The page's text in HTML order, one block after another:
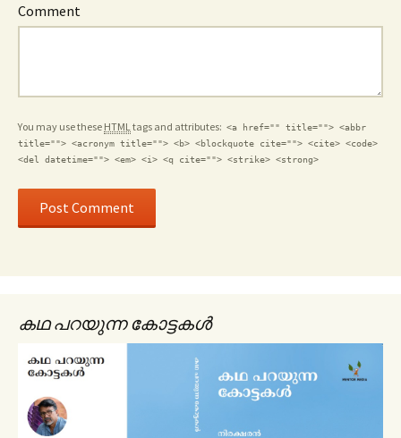
Comment
You may use these HTML tags and attributes: <a href="" title=""> <abbr
title=""> <acronym title=""> <b> <blockquote cite=""> <cite> <code>
<del datetime=""> <em> <i> <q cite=""> <strike> <strong>
കഥ പറയുന്ന കോട്ടകൾ